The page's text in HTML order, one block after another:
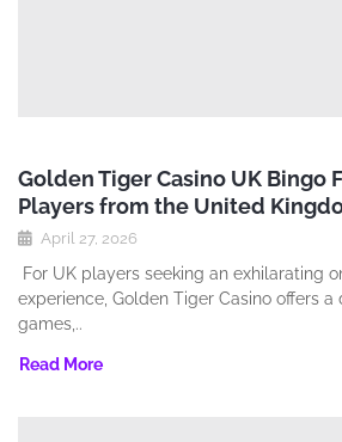
Golden Tiger Casino UK Bingo
Players from the United
April 27, 2026
For UK players seeking an exhilarating
experience‚ Golden Tiger Casino offers
games‚..
Read More